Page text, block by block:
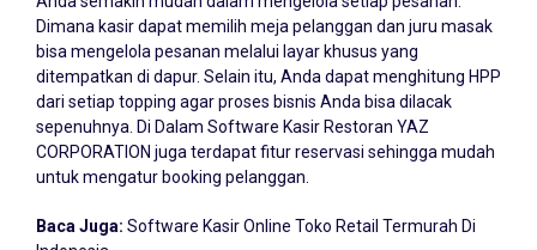
bisa mengelola pesanan melalui layar khusus yang
ditempatkan di dapur. Selain itu, Anda dapat menghitung HPP
dari setiap topping agar proses bisnis Anda bisa dilacak
sepenuhnya. Di Dalam Software Kasir Restoran YAZ
CORPORATION juga terdapat fitur reservasi sehingga mudah
untuk mengatur booking pelanggan.
Indonesia